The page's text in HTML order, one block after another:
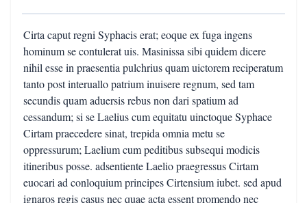
Cirta caput regni Syphacis erat; eoque ex fuga ingens
hominum se contulerat uis. Masinissa sibi quidem dicere
nihil esse in praesentia pulchrius quam uictorem reciperatum
tanto post interuallo patrium inuisere regnum, sed tam
secundis quam aduersis rebus non dari spatium ad
cessandum; si se Laelius cum equitatu uinctoque Syphace
Cirtam praecedere sinat, trepida omnia metu se
oppressurum; Laelium cum peditibus subsequi modicis
itineribus posse. adsentiente Laelio praegressus Cirtam
euocari ad conloquium principes Cirtensium iubet. sed apud
ignaros regis casus nec quae acta essent promendo nec